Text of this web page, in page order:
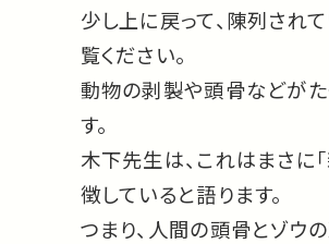
少し上に戻って、陳列され
覧ください。
動物の剥製や頭骨などがた
す。
木下先生は、これはまさに
徴していると語ります。
つまり、人間の頭骨とゾウ